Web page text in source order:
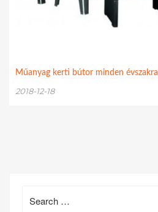
Műanyag kerti bútor minden évszakra
2018-12-18
for: